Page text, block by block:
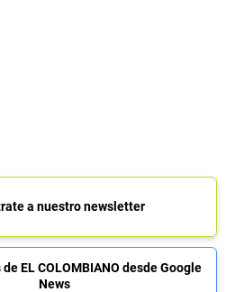
a nuestro newsletter
EL COLOMBIANO desde Google
News